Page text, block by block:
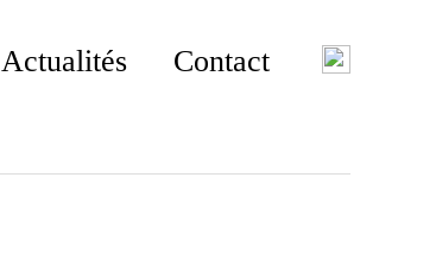
Actualités Contact